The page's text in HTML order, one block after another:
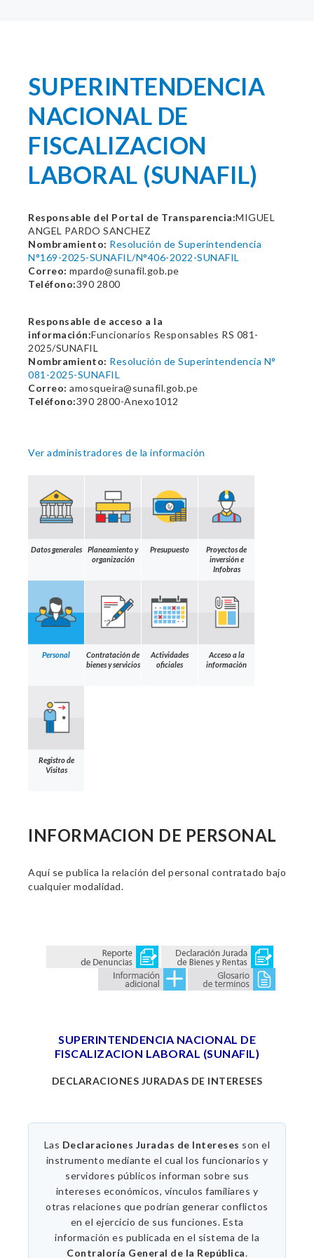
SUPERINTENDENCIA
NACIONAL DE
FISCALIZACION
LABORAL (SUNAFIL)
Responsable del Portal de Transparencia:MIGUEL
ANGEL PARDO SANCHEZ
Nombramiento: Resolución de Superintendencia
N°169-2025-SUNAFIL/N°406-2022-SUNAFIL
Correo: mpardo@sunafil.gob.pe
Teléfono:390 2800
Responsable de acceso a la
información:Funcionarios Responsables RS 081-
2025/SUNAFIL
Nombramiento: Resolución de Superintendencia N°
081-2025-SUNAFIL
Correo: amosqueira@sunafil.gob.pe
Teléfono:390 2800-Anexo1012
Ver administradores de la información
Datos generales
Planeamiento y
organización
Presupuesto
Proyectos de
inversión e
Infobras
Personal
Contratación de
bienes y servicios
Actividades
oficiales
Acceso a la
información
Registro de
Visitas
INFORMACION DE PERSONAL
Aquí se publica la relación del personal contratado bajo
cualquier modalidad.
SUPERINTENDENCIA NACIONAL DE
FISCALIZACION LABORAL (SUNAFIL)
DECLARACIONES JURADAS DE INTERESES
Las Declaraciones Juradas de Intereses son el
instrumento mediante el cual los funcionarios y
servidores públicos informan sobre sus
intereses económicos, vínculos familiares y
otras relaciones que podrían generar conflictos
en el ejercicio de sus funciones. Esta
información es publicada en el sistema de la
Contraloría General de la República.